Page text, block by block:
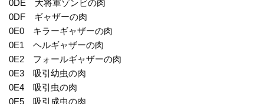
0DE 大将軍ゾンビの肉
0DF ギャザーの肉
0E0 キラーギャザーの肉
0E1 ヘルギャザーの肉
0E2 フォールギャザーの肉
0E3 吸引幼虫の肉
0E4 吸引虫の肉
0E5 吸引成虫の肉